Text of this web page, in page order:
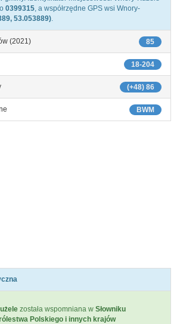
0399315, a współrzędne GPS wsi Wnory-
53.053889).
85
(2021)
18-204
(+48) 86
BWM
została wspomniana w Słowniku
Polskiego i innych krajów